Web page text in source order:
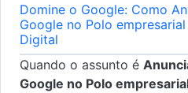
Domine o Google: Como
Google no Polo
Digital
Quando o assunto é
Google no Polo